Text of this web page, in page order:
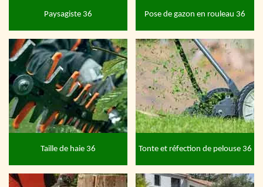
Paysagiste 36 Pose de gazon en rouleau 36
Taille de haie 36 Tonte et réfection de pelouse 36